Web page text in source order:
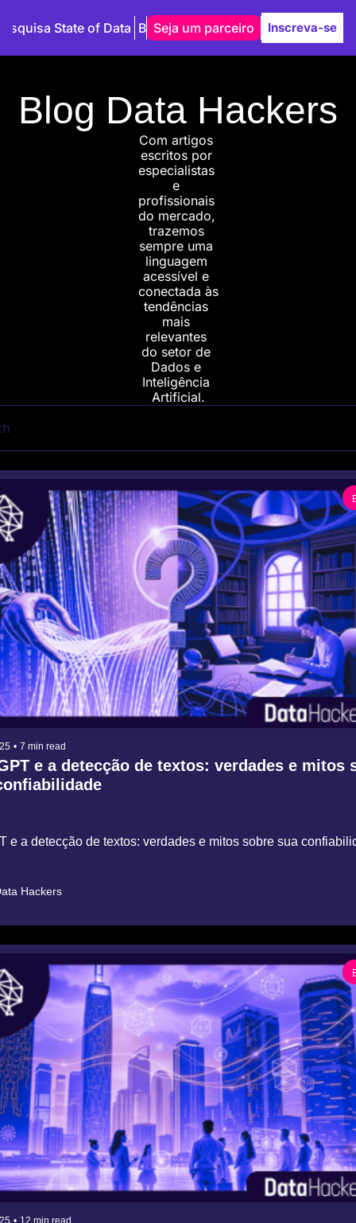
State of Data Blog Autores
Seja um parceiro Inscreva-se
Blog Data Hackers
Com artigos
escritos por
especialistas
e
profissionais
do mercado,
trazemos
sempre uma
linguagem
acessível e
conectada às
tendências
mais
relevantes
do setor de
Dados e
Inteligência
Artificial.
• 7 min read
e a detecção de textos: verdades e mitos
e a detecção de textos: verdades e mitos sobre sua
Hackers
• 12 min read